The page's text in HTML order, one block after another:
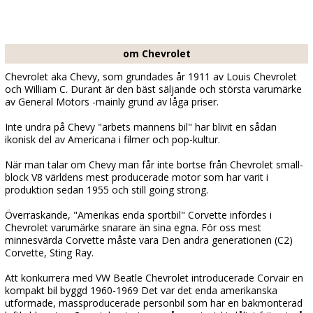
om Chevrolet
Chevrolet aka Chevy, som grundades år 1911 av Louis Chevrolet
och William C. Durant är den bäst säljande och största varumärke
av General Motors -mainly grund av låga priser.
Inte undra på Chevy "arbets mannens bil" har blivit en sådan
ikonisk del av Americana i filmer och pop-kultur.
När man talar om Chevy man får inte bortse från Chevrolet small-
block V8 världens mest producerade motor som har varit i
produktion sedan 1955 och still going strong.
Överraskande, "Amerikas enda sportbil" Corvette infördes i
Chevrolet varumärke snarare än sina egna. För oss mest
minnesvärda Corvette måste vara Den andra generationen (C2)
Corvette, Sting Ray.
Att konkurrera med VW Beatle Chevrolet introducerade Corvair en
kompakt bil byggd 1960-1969 Det var det enda amerikanska
utformade, massproducerade personbil som har en bakmonterad